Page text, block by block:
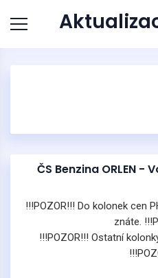
ČS Benzina ORLEN
!!!POZOR!!! Do kolonek cen
znáte.
!!!POZOR!!! Ostatní